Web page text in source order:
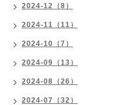
2024-12（8）
2024-11（11）
2024-10（7）
2024-09（13）
2024-08（26）
2024-07（32）